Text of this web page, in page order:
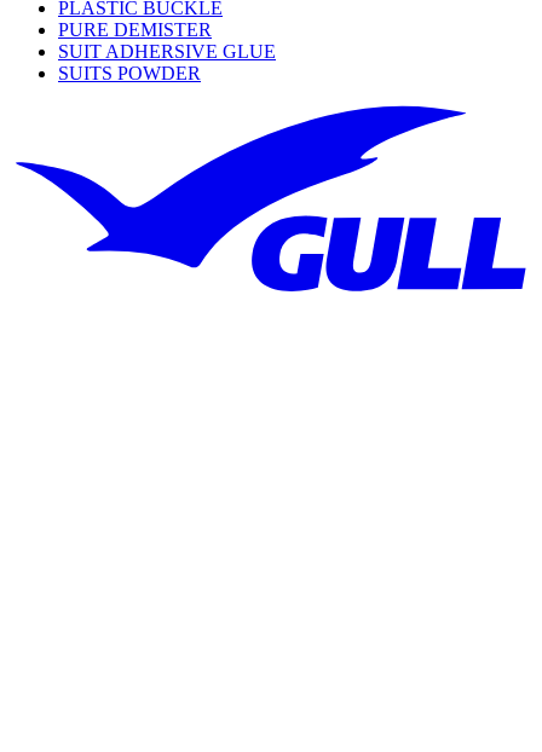
PLASTIC BUCKLE
PURE DEMISTER
SUIT ADHERSIVE GLUE
SUITS POWDER